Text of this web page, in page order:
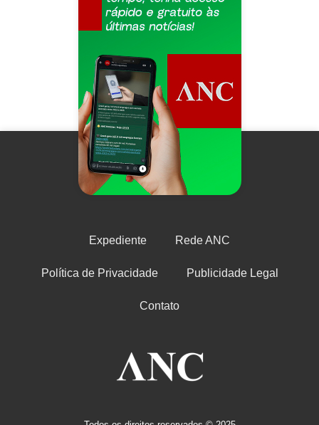
Expediente Rede ANC
Política de Privacidade Publicidade Legal
Contato